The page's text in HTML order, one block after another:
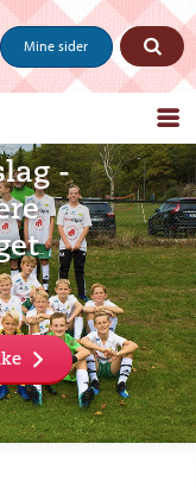
Mine sider
-